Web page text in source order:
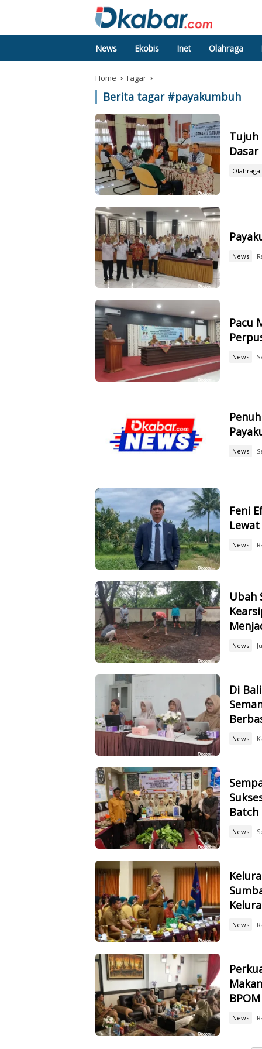
News Ekobis Inet Olahraga
Home Tagar
Berita tagar #payakumbuh
Tujuh
Olahraga
News
Pacu
News
News
Feni
News
Ubah
News
Di
News
Batch
News
News
BPOM
News